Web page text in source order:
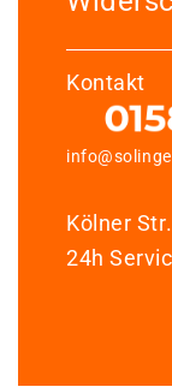
Kontakt
Kölner
24h